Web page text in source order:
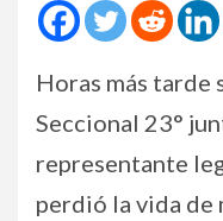
Horas más tarde
Seccional 23°
representante
perdió la vida de